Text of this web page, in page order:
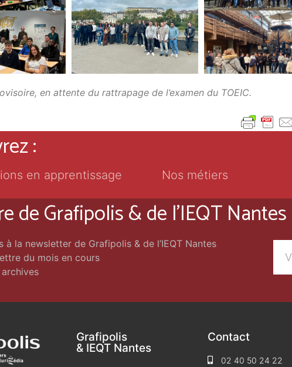
en attente du rattrapage de l’examen du TOEIC.
:
en apprentissage Nos métiers
de Grafipolis & de l'IEQT Nantes
à la newsletter de Grafipolis & de l’IEQT Nantes
du mois en cours
Grafipolis
& IEQT Nantes
Contact
02 40 50 24 22